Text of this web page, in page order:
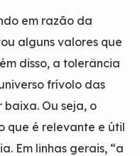
em razão da
alguns valores que
disso, a tolerância
frívolo das
Ou seja, o
que é relevante e útil
Em linhas gerais, “a